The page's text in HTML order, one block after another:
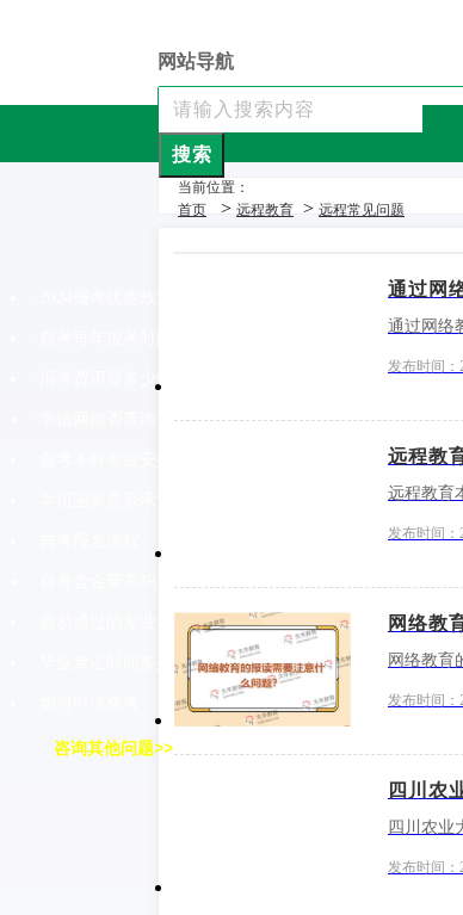
网站导航
搜索
当前位置：
首页
> 远程教育 > 远程常见问题
通过网
通过网络
发布时间：
远程教
远程教育
发布时间：
网络教
网络教育
发布时间：
四川农
四川农业
发布时间：
咨询其他问题>>